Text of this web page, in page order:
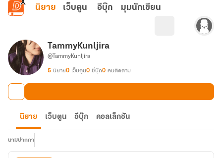
ข้ามไปยังเนื้อหาหลัก
นิยาย เว็บตูน อีบุ๊ก มุมนักเขียน
TammyKunljira
@TammyKunljira
5 นิยาย0 เว็บตูน0 อีบุ๊ก0 คนติดตาม
นิยาย เว็บตูน อีบุ๊ก คอลเล็กชัน
นามปากกา